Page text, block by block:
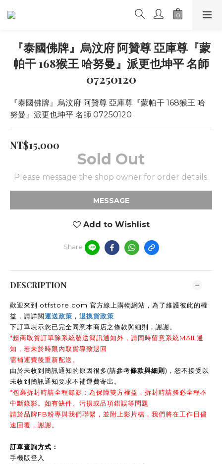
『泰國佛牌』烏汶府 阿贊尊 亞庫尊『蒙
帕干 168猴王 哈努曼』派更也坤平 名師
07250120
『泰國佛牌』烏汶府 阿贊尊 亞庫尊『蒙帕干 168猴王 哈
努曼』派更也坤平 名師 07250120
NT$15,000
Sold Out
Please message the shop owner for order details.
MESSAGE
Add to Wishlist
Share
DESCRIPTION
歡迎來到 otfstore.com 官方線上購物網站，為了維護彼此的權
益，請詳閱運送政策 ， 退換貨政策
下訂單表示您已完全同意本商店之條款與細則，謝謝。
*超商取貨訂單除系統發送簡訊通知外，請同時留意系統MAIL通
知，若未於時限內取貨導致退回
需補運費後重新配送。
由於未收到簡訊通知的原因很多(請參考條款與細則 )，恕不接受以
未收到簡訊通知要求不補運費寄出。
*包裹拆封時請全程錄影：為保障雙方權益，拆封時請務必全程不
中斷錄影。如有缺件、污損或品項錯誤等問題
請於品牌FB粉專與我們聯繫，並附上影片檔，我們將在工作日儘
速回覆，謝謝。
訂單查詢方式：
手機版登入